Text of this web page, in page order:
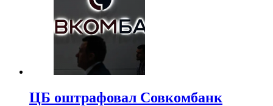
ЦБ оштрафовал Совкомбанк